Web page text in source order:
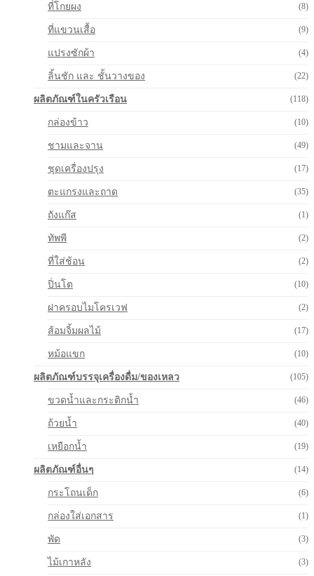
ที่โกยผง (8)
ที่แขวนเสื้อ (9)
แปรงซักผ้า (4)
ลิ้นชัก และ ชั้นวางของ (22)
ผลิตภัณฑ์ในครัวเรือน (118)
กล่องข้าว (10)
ชามและจาน (49)
ชุดเครื่องปรุง (17)
ตะแกรงและถาด (35)
ถังแก๊ส (1)
ทัพพี (2)
ที่ใส่ช้อน (2)
ปิ่นโต (10)
ฝาครอบไมโครเวฟ (2)
ส้อมจิ้มผลไม้ (17)
หม้อแขก (10)
ผลิตภัณฑ์บรรจุเครื่องดื่ม/ของเหลว (105)
ขวดน้ำและกระติกน้ำ (46)
ถ้วยน้ำ (40)
เหยือกน้ำ (19)
ผลิตภัณฑ์อื่นๆ (14)
กระโถนเด็ก (6)
กล่องใส่เอกสาร (1)
พัด (3)
ไม้เกาหลัง (3)